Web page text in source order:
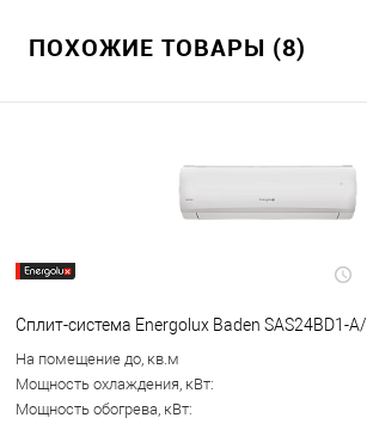
ПОХОЖИЕ ТОВАРЫ (8)
Сплит-система Energolux Baden SAS24BD1-
На помещение до, кв.м
Мощность охлаждения, кВт:
Мощность обогрева, кВт: